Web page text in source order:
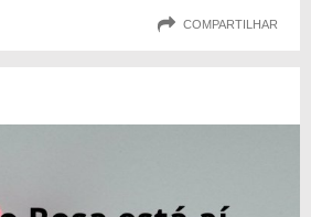
COMPARTILHAR